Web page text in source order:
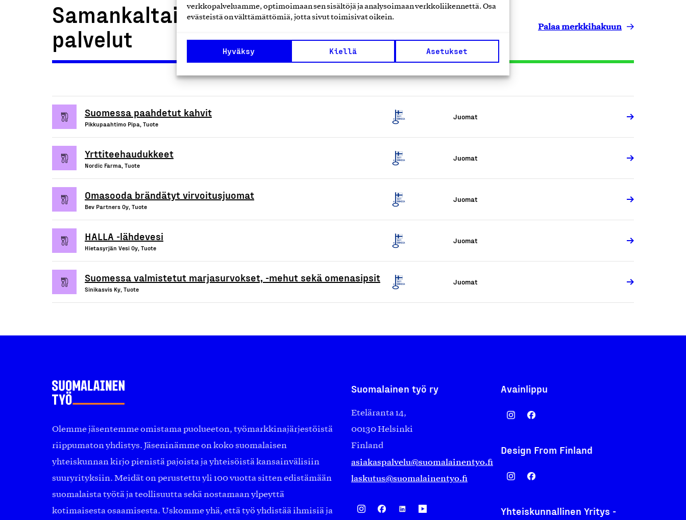
verkkopalveluamme, optimoimaan sen sisältöjä ja analysoimaan verkkoliikennettä. Osa
evästeistä on välttämättömiä, jotta sivut toimisivat oikein.
Hyväksy Kiellä Asetukset
Samankaltaiset tuotteet tai
palvelut
Palaa merkkihakuun
Suomessa paahdetut kahvit
Pikkupaahtimo Pipa, Tuote
Juomat
Yrttiteehaudukkeet
Nordic Farma, Tuote
Juomat
Omasooda brändätyt virvoitusjuomat
Bev Partners Oy, Tuote
Juomat
HALLA -lähdevesi
Hietasyrjän Vesi Oy, Tuote
Juomat
Suomessa valmistetut marjasurvokset, -mehut sekä omenasipsit
Sinikasvis Ky, Tuote
Juomat
Olemme jäsentemme omistama puolueeton, työmarkkinajärjestöistä
riippumaton yhdistys. Jäseninämme on koko suomalaisen
yhteiskunnan kirjo pienistä pajoista ja yhteisöistä kansainvälisiin
suuryrityksiin. Meidät on perustettu yli 100 vuotta sitten edistämään
suomalaista työtä ja teollisuutta sekä nostamaan ylpeyttä
kotimaisesta osaamisesta. Uskomme yhä, että työ yhdistää ihmisiä ja
Suomalainen työ ry
Eteläranta 14,
00130 Helsinki
Finland
asiakaspalvelu@suomalainentyo.fi
laskutus@suomalainentyo.fi
Avainlippu
Design From Finland
Yhteiskunnallinen Yritys -